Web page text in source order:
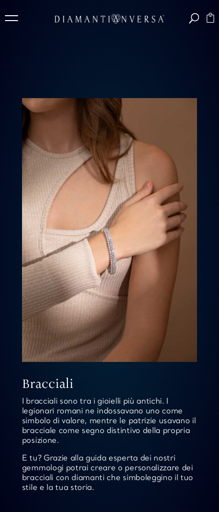
Bracciali
I bracciali sono tra i gioielli più antichi. I
legionari romani ne indossavano uno come
simbolo di valore, mentre le patrizie usavano il
bracciale come segno distintivo della propria
posizione.
E tu? Grazie alla guida esperta dei nostri
gemmologi potrai creare o personalizzare dei
bracciali con diamanti che simboleggino il tuo
stile e la tua storia.